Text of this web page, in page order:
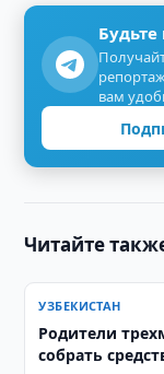
вам
Читайте
УЗБЕКИСТАН
Родители
собрать